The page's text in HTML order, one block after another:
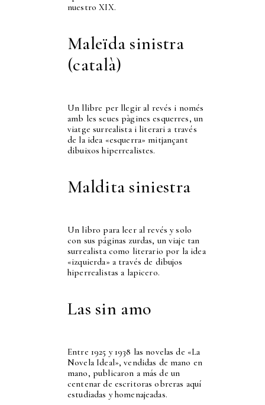
nuestro XIX.
Maleïda sinistra
(català)
Un llibre per llegir al revés i només
amb les seues pàgines esquerres, un
viatge surrealista i literari a través
de la idea «esquerra» mitjançant
dibuixos hiperrealistes.
Maldita siniestra
Un libro para leer al revés y solo
con sus páginas zurdas, un viaje tan
surrealista como literario por la idea
«izquierda» a través de dibujos
hiperrealistas a lapicero.
Las sin amo
Entre 1925 y 1938 las novelas de «La
Novela Ideal», vendidas de mano en
mano, publicaron a más de un
centenar de escritoras obreras aquí
estudiadas y homenajeadas.